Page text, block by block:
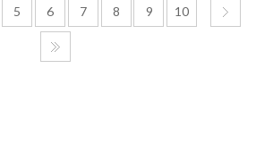
5 6 7 8 9 10